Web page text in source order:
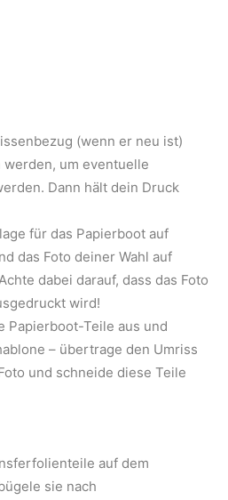
(wenn er neu ist)
werden, um eventuelle
Dann hält dein Druck
für das Papierboot auf
das Foto deiner Wahl auf
dabei darauf, dass das Foto
wird!
Papierboot-Teile aus und
– übertrage den Umriss
und schneide diese Teile
auf dem
sie nach